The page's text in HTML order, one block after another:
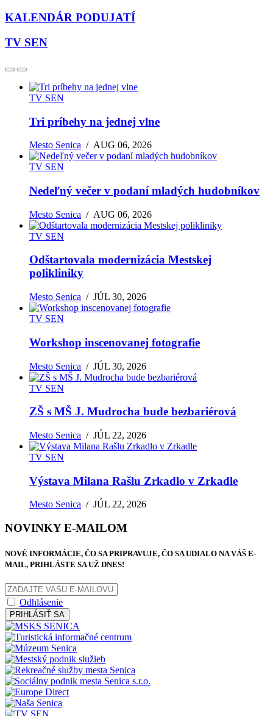
KALENDÁR PODUJATÍ
TV SEN
TV SEN
Tri príbehy na jednej vlne
Mesto Senica /AUG 06, 2026
TV SEN
Nedeľný večer v podaní mladých hudobníkov
Mesto Senica /AUG 06, 2026
TV SEN
Odštartovala modernizácia Mestskej
polikliniky
Mesto Senica /JÚL 30, 2026
TV SEN
Workshop inscenovanej fotografie
Mesto Senica /JÚL 30, 2026
TV SEN
ZŠ s MŠ J. Mudrocha bude bezbariérová
Mesto Senica /JÚL 22, 2026
TV SEN
Výstava Milana Rašlu Zrkadlo v Zrkadle
Mesto Senica /JÚL 22, 2026
NOVINKY E-MAILOM
NOVÉ INFORMÁCIE, ČO SA PRIPRAVUJE, ČO SA UDIALO NA VÁŠ E-
MAIL, PRIHLÁSTE SA UŽ DNES!
Odhlásenie
PRIHLÁSIŤ SA